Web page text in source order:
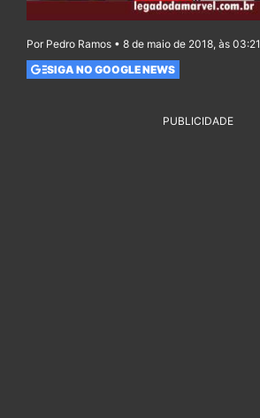
Por Pedro Ramos • 8 de maio de 2018, às 03:21
SIGA NO GOOGLE NEWS
PUBLICIDADE